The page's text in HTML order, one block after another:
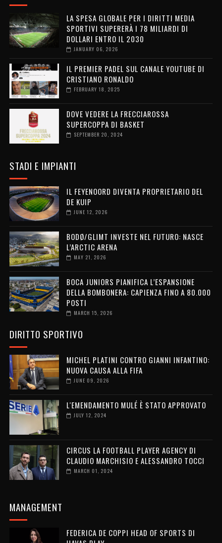
LA SPESA GLOBALE PER I DIRITTI MEDIA
SPORTIVI SUPERERÀ I 78 MILIARDI DI
DOLLARI ENTRO IL 2030
JANUARY 06, 2026
IL PREMIER PADEL SUL CANALE YOUTUBE DI
CRISTIANO RONALDO
FEBRUARY 18, 2025
DOVE VEDERE LA FRECCIAROSSA
SUPERCOPPA DI BASKET
SEPTEMBER 20, 2024
STADI E IMPIANTI
IL FEYENOORD DIVENTA PROPRIETARIO DEL
DE KUIP
JUNE 12, 2026
BODØ/GLIMT INVESTE NEL FUTURO: NASCE
L’ARCTIC ARENA
MAY 21, 2026
BOCA JUNIORS PIANIFICA L’ESPANSIONE
DELLA BOMBONERA: CAPIENZA FINO A 80.000
POSTI
MARCH 15, 2026
DIRITTO SPORTIVO
MICHEL PLATINI CONTRO GIANNI INFANTINO:
NUOVA CAUSA ALLA FIFA
JUNE 09, 2026
L'EMENDAMENTO MULÉ È STATO APPROVATO
JULY 12, 2024
CIRCUS LA FOOTBALL PLAYER AGENCY DI
CLAUDIO MARCHISIO E ALESSANDRO TOCCI
MARCH 01, 2024
MANAGEMENT
FEDERICA DE COPPI HEAD OF SPORTS DI